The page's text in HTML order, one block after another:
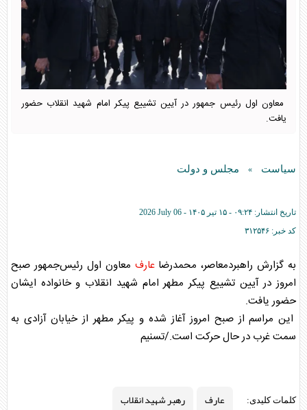
معاون اول رئیس جمهور در آیین تشییع پیکر امام شهید انقلاب حضور
یافت.
سیاست » مجلس و دولت
تاریخ انتشار: ۰۹:۲۴ - ۱۵ تير ۱۴۰۵ -
2026 July 06
کد خبر: ۳۱۲۵۴۶
به گزارش راهبردمعاصر، محمدرضاعارف معاون اول رئیس‌جمهور صبح
امروز در آیین تشییع پیکر مطهر امام شهید انقلاب و خانواده ایشان
حضور یافت.
این مراسم از صبح امروز آغاز شده و پیکر مطهر از خیابان آزادی به
سمت غرب در حال حرکت است./تسنیم
کلمات کلیدی: عارف رهبر شهید انقلاب